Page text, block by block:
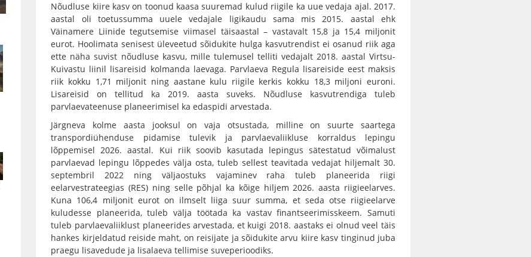
Nõudluse kiire kasv on toonud kaasa suuremad kulud riigile ka uue vedaja ajal. 2017.
aastal oli toetussumma uuele vedajale ligikaudu sama mis 2015. aastal ehk
Väinamere Liinide tegutsemise viimasel täisaastal – vastavalt 15,8 ja 15,4 miljonit
eurot. Hoolimata senisest üleveetud sõidukite hulga kasvutrendist ei osanud riik aga
ette näha suvist nõudluse kasvu, mille tulemusel telliti vedajalt 2018. aastal Virtsu-
Kuivastu liinil lisareisid kolmanda laevaga. Parvlaeva Regula lisareiside eest maksis
riik kokku 1,71 miljonit ning aastane kulu riigile kerkis kokku 18,3 miljoni euroni.
Lisareisid on tellitud ka 2019. aasta suveks. Nõudluse kasvutrendiga tuleb
parvlaevateenuse planeerimisel ka edaspidi arvestada.
Järgneva kolme aasta jooksul on vaja otsustada, milline on suurte saartega
transpordiühenduse pidamise tulevik ja parvlaevaliikluse korraldus lepingu
lõppemisel 2026. aastal. Kui riik soovib kasutada lepingus sätestatud võimalust
parvlaevad lepingu lõppedes välja osta, tuleb sellest teavitada vedajat hiljemalt 30.
septembril 2022 ning väljaostuks vajaminev raha tuleb planeerida riigi
eelarvestrateegias (RES) ning selle põhjal ka kõige hiljem 2026. aasta riigieelarves.
Kuna 106,4 miljonit eurot on ilmselt liiga suur summa, et seda otse riigieelarve
kuludesse planeerida, tuleb välja töötada ka vastav finantseerimisskeem. Samuti
tuleb parvlaevaliiklust planeerides arvestada, et kuigi 2018. aastaks ei olnud veel täis
hankes kirjeldatud reiside maht, on reisijate ja sõidukite arvu kiire kasv tinginud juba
praegu lisavedude ja lisalaeva tellimise suveperioodiks.